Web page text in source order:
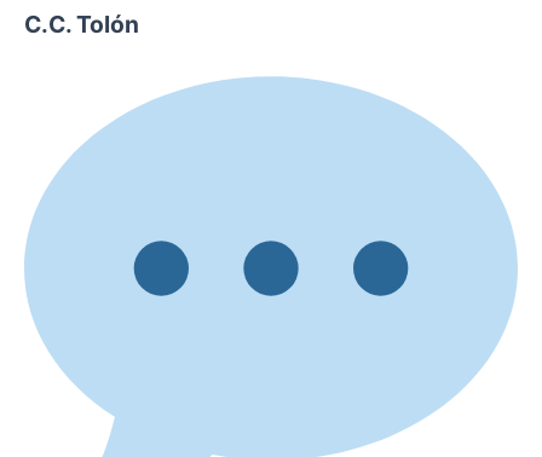
C.C. Tolón